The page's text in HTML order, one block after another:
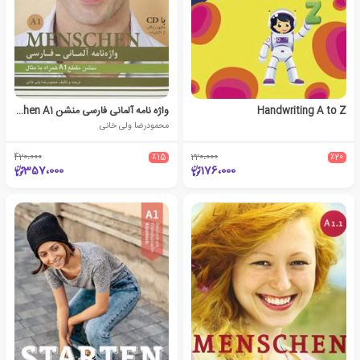
Handwriting A to Z
٪20 220،000
176،000
واژه نامه آلمانی فارسی منشن Menschen A1
محمودرضا ولی خانی
٪15 420،000
357،000